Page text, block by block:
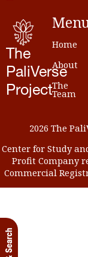
The
PaliVerse
Project
Home
About
The
Team
2026 The
Center for Study
Profit Company
Commercial